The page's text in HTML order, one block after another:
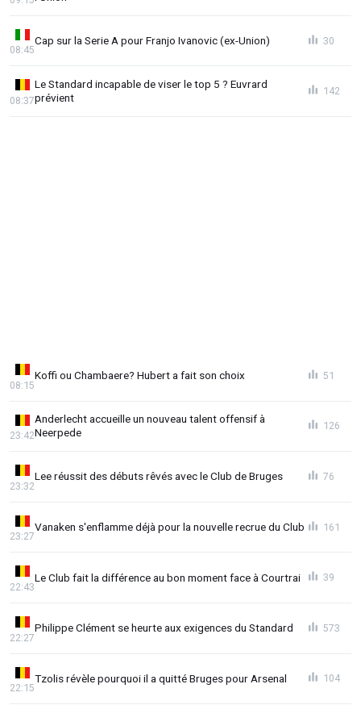
Cap sur la Serie A pour Franjo Ivanovic (ex-Union)
08:45
30
Le Standard incapable de viser le top 5 ? Euvrard
prévient
08:37
142
Koffi ou Chambaere? Hubert a fait son choix
08:15
51
Anderlecht accueille un nouveau talent offensif à
Neerpede
23:42
126
Lee réussit des débuts rêvés avec le Club de Bruges
23:32
76
Vanaken s'enflamme déjà pour la nouvelle recrue du Club
23:27
161
Le Club fait la différence au bon moment face à Courtrai
22:43
39
Philippe Clément se heurte aux exigences du Standard
22:27
573
Tzolis révèle pourquoi il a quitté Bruges pour Arsenal
22:15
104